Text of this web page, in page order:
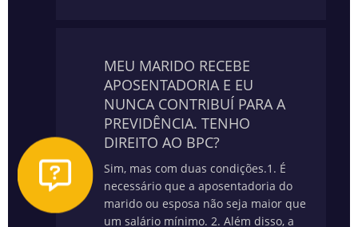
MEU MARIDO RECEBE
APOSENTADORIA E EU
NUNCA CONTRIBUÍ PARA A
PREVIDÊNCIA. TENHO
DIREITO AO BPC?
Sim, mas com duas condições.1. É
necessário que a aposentadoria do
marido ou esposa não seja maior que
um salário mínimo. 2. Além disso, a